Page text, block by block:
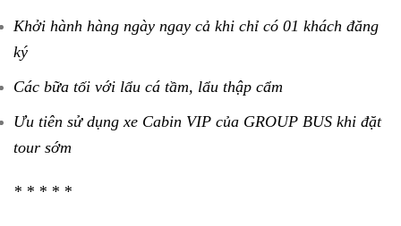
Khởi hành hàng ngày ngay cả khi chỉ có 01 khách đăng
ký
Các bữa tối với lẩu cá tầm, lẩu thập cẩm
Ưu tiên sử dụng xe Cabin VIP của GROUP BUS khi đặt
tour sớm
* * * * *